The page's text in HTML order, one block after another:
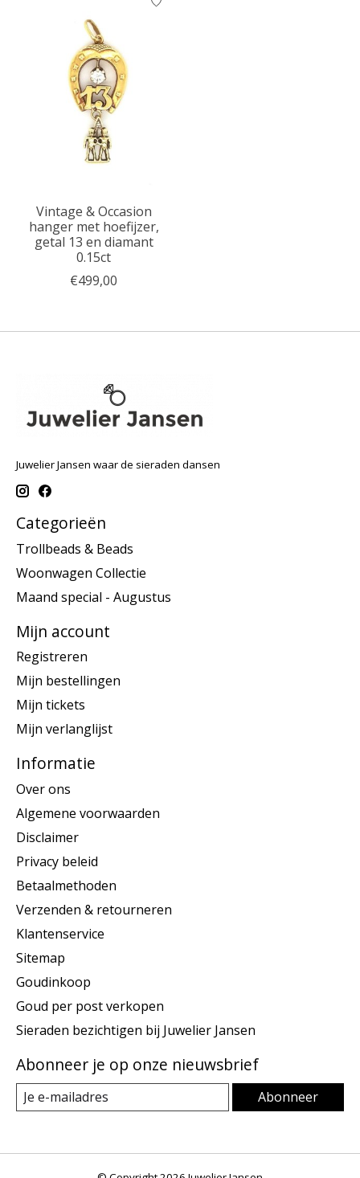
Vintage & Occasion
hanger met hoefijzer,
getal 13 en diamant
0.15ct
€499,00
Juwelier Jansen waar de sieraden dansen
Categorieën
Trollbeads & Beads
Woonwagen Collectie
Maand special - Augustus
Mijn account
Registreren
Mijn bestellingen
Mijn tickets
Mijn verlanglijst
Informatie
Over ons
Algemene voorwaarden
Disclaimer
Privacy beleid
Betaalmethoden
Verzenden & retourneren
Klantenservice
Sitemap
Goudinkoop
Goud per post verkopen
Sieraden bezichtigen bij Juwelier Jansen
Abonneer je op onze nieuwsbrief
Abonneer